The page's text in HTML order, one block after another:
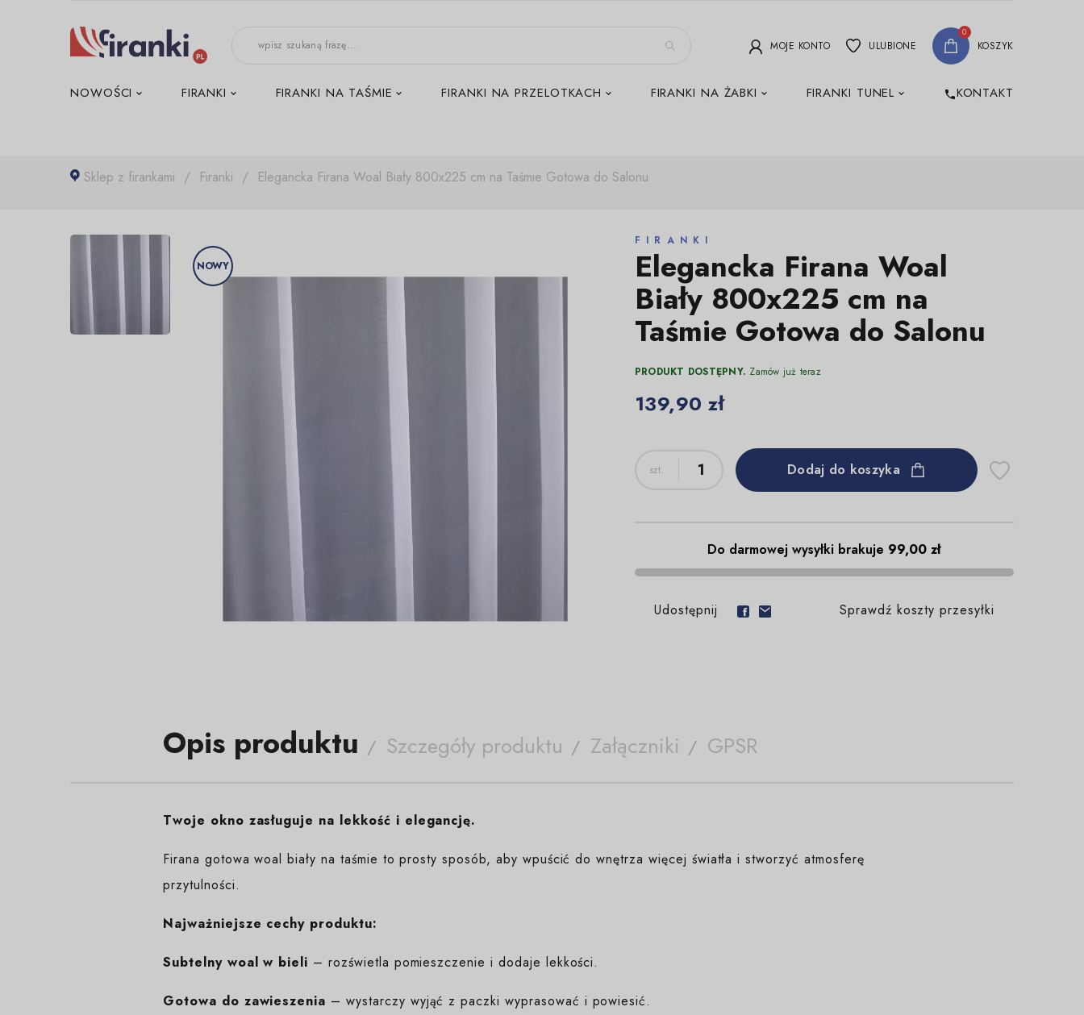
MOJE KONTO ULUBIONE
0
KOSZYK
NOWOŚCI FIRANKI FIRANKI NA TAŚMIE FIRANKI NA PRZELOTKACH FIRANKI NA ŻABKI FIRANKI TUNEL phoneKONTAKT
Sklep z firankami Firanki Elegancka Firana Woal Biały 800x225 cm na Taśmie Gotowa do Salonu
NOWY
FIRANKI
Elegancka Firana Woal
Biały 800x225 cm na
Taśmie Gotowa do Salonu
PRODUKT DOSTĘPNY. Zamów już teraz
139,90 zł
Dodaj do koszyka
Do darmowej wysyłki brakuje 99,00 zł
Udostępnij Sprawdź koszty przesyłki
Opis produktu Szczegóły produktu Załączniki GPSR
Twoje okno zasługuje na lekkość i elegancję.
Firana gotowa woal biały na taśmie to prosty sposób, aby wpuścić do wnętrza więcej światła i stworzyć atmosferę
przytulności.
Najważniejsze cechy produktu:
Subtelny woal w bieli – rozświetla pomieszczenie i dodaje lekkości.
Gotowa do zawieszenia – wystarczy wyjąć z paczki wyprasować i powiesić.